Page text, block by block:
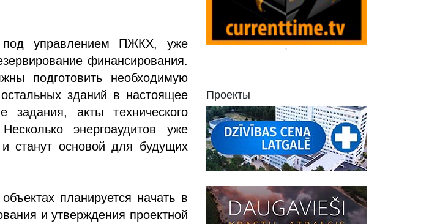
под управлением ПЖКХ, уже
финансирования.
подготовить необходимую
зданий в настоящее
задания, акты технического
энергоаудитов уже
станут основой для будущих
планируется начать в
и утверждения проектной
'
Проекты